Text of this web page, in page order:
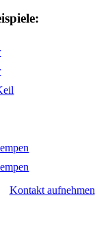
Kontakt aufnehmen